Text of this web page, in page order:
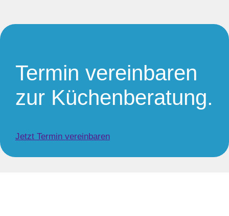
Termin vereinbaren
zur Küchenberatung.
Jetzt Termin vereinbaren